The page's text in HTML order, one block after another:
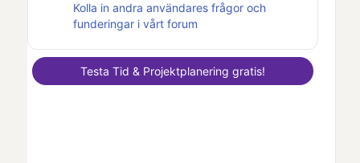
Kolla in andra användares frågor och
funderingar i vårt forum
TestaTid & Projektplanering gratis!